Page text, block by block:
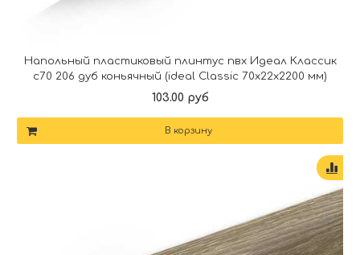
Напольный пластиковый плинтус пвх Идеал Классик
c70 206 дуб коньячный (ideal Classic 70х22х2200 мм)
103.00 руб
В корзину